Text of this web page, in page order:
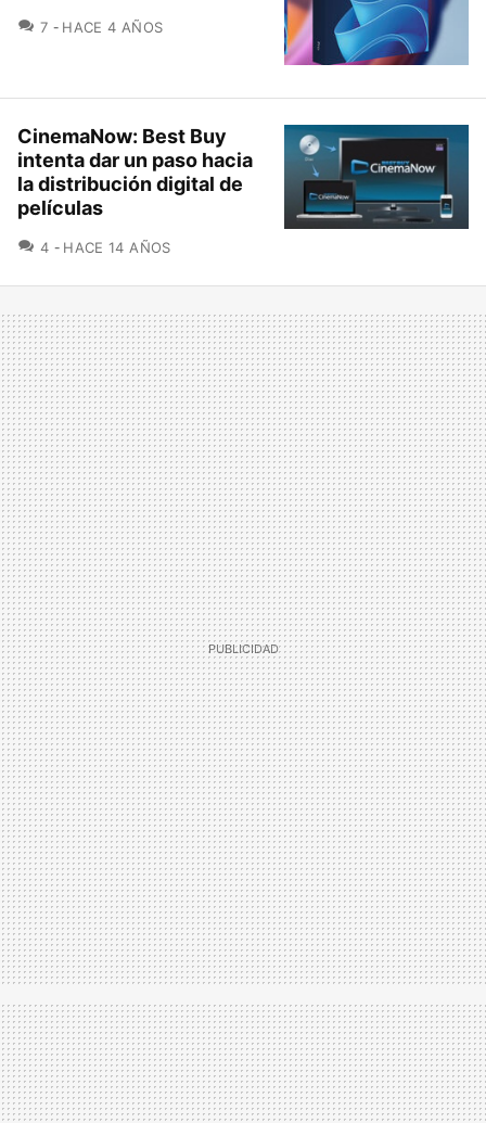
7 COMENTARIOS
HACE 4 AÑOS
CinemaNow: Best Buy
intenta dar un paso hacia
la distribución digital de
películas
4 COMENTARIOS
HACE 14 AÑOS